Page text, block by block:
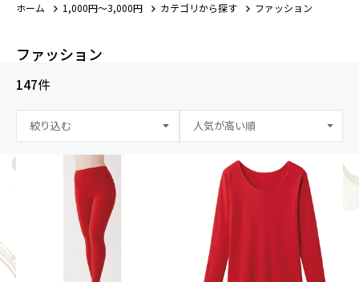
ホーム 1,000円～3,000円 カテゴリから探す ファッション
ファッション
147件
絞り込む